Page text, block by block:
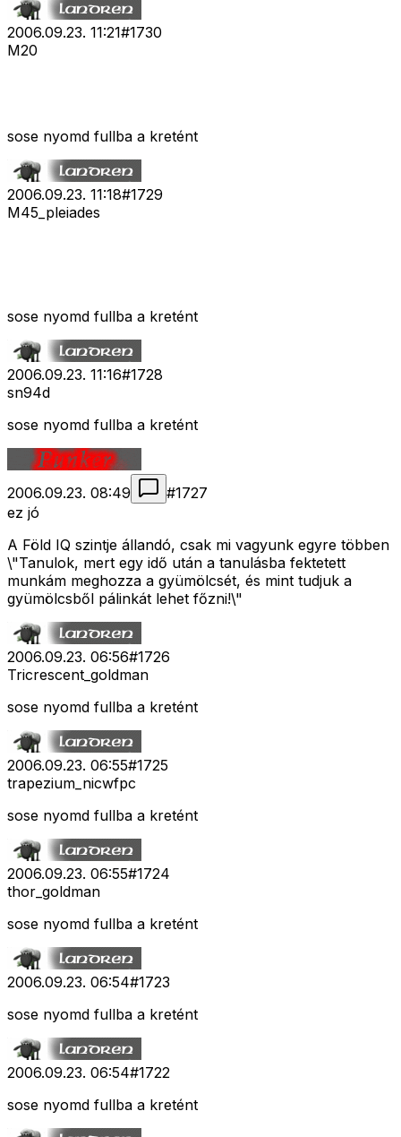
2006.09.23. 11:21#1730
M20
sose nyomd fullba a kretént
2006.09.23. 11:18#1729
M45_pleiades
sose nyomd fullba a kretént
2006.09.23. 11:16#1728
sn94d
sose nyomd fullba a kretént
2006.09.23. 08:49 #1727
ez jó
A Föld IQ szintje állandó, csak mi vagyunk egyre többen
\"Tanulok, mert egy idő után a tanulásba fektetett
munkám meghozza a gyümölcsét, és mint tudjuk a
gyümölcsből pálinkát lehet főzni!\"
2006.09.23. 06:56#1726
Tricrescent_goldman
sose nyomd fullba a kretént
2006.09.23. 06:55#1725
trapezium_nicwfpc
sose nyomd fullba a kretént
2006.09.23. 06:55#1724
thor_goldman
sose nyomd fullba a kretént
2006.09.23. 06:54#1723
sose nyomd fullba a kretént
2006.09.23. 06:54#1722
sose nyomd fullba a kretént